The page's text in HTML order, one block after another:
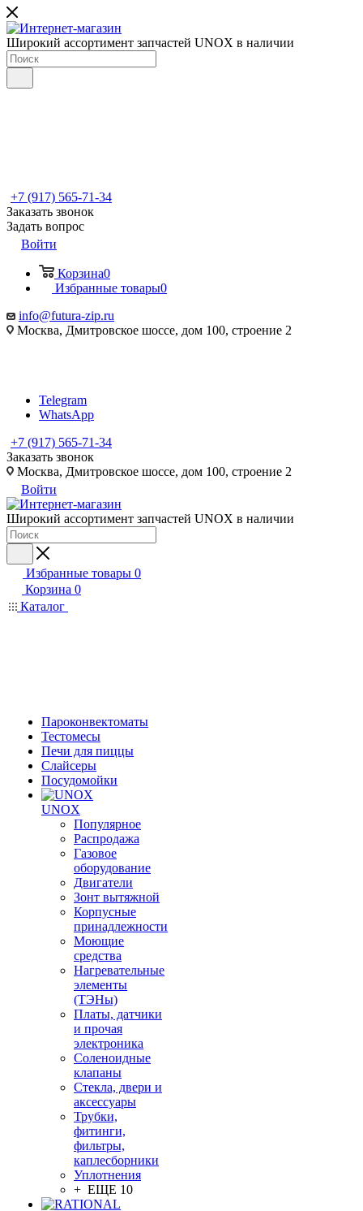
Широкий ассортимент запчастей UNOX в наличии
+7 (917) 565-71-34
Заказать звонок
Задать вопрос
Войти
Корзина0
Избранные товары0
info@futura-zip.ru
Москва, Дмитровское шоссе, дом 100, строение 2
Telegram
WhatsApp
+7 (917) 565-71-34
Заказать звонок
Москва, Дмитровское шоссе, дом 100, строение 2
Войти
Широкий ассортимент запчастей UNOX в наличии
Избранные товары 0
Корзина 0
Каталог
Пароконвектоматы
Тестомесы
Печи для пиццы
Слайсеры
Посудомойки
UNOX
Популярное
Распродажа
Газовое
оборудование
Двигатели
Зонт вытяжной
Корпусные
принадлежности
Моющие
средства
Нагревательные
элементы
(ТЭНы)
Платы, датчики
и прочая
электроника
Соленоидные
клапаны
Стекла, двери и
аксессуары
Трубки,
фитинги,
фильтры,
каплесборники
Уплотнения
+ ЕЩЕ 10